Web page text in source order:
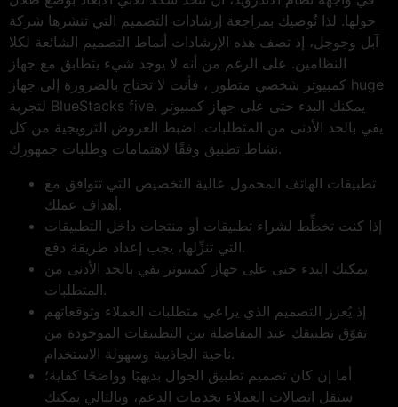
حولها. لذا نُوصيك بمراجعة إرشادات التصميم التي تنشرها شركة
آبل وجوجل، إذ تصف هذه الإرشادات أنماط التصميم الشائعة لكلا
النظامين. على الرغم من أنه لا يوجد شيء يتطابق مع جهاز
كمبيوتر شخصي متطور ، فأنت لا تحتاج بالضرورة إلى جهاز huge
لتجربة BlueStacks five. يمكنك البدء حتى على جهاز كمبيوتر
يفي بالحد الأدنى من المتطلبات. اضبط العروض الترويجية من كل
نشاط تطبيق وفقًا لاهتمامات وطلبات جمهورك.
تطبيقات الهاتف المحمول عالية التخصيص التي تتوافق مع
أهداف عملك.
إذا كنت تخطِّط لشراء تطبيقات أو منتجات داخل التطبيقات
التي تنزِّلها، يجب إعداد طريقة دفع.
يمكنك البدء حتى على جهاز كمبيوتر يفي بالحد الأدنى من
المتطلبات.
إذ يُعزز التصميم الذي يراعي متطلبات العملاء وتوقعاتهم
تفوّق تطبيقك عند المفاضلة بين التطبيقات الموجودة من
ناحية الجاذبية وسهولة الاستخدام.
أما إن كان تصميم تطبيق الجوال بديهيًا وواضحًا كفاية؛
ستقل اتصالات العملاء بخدمات الدعم، وبالتالي يمكنك